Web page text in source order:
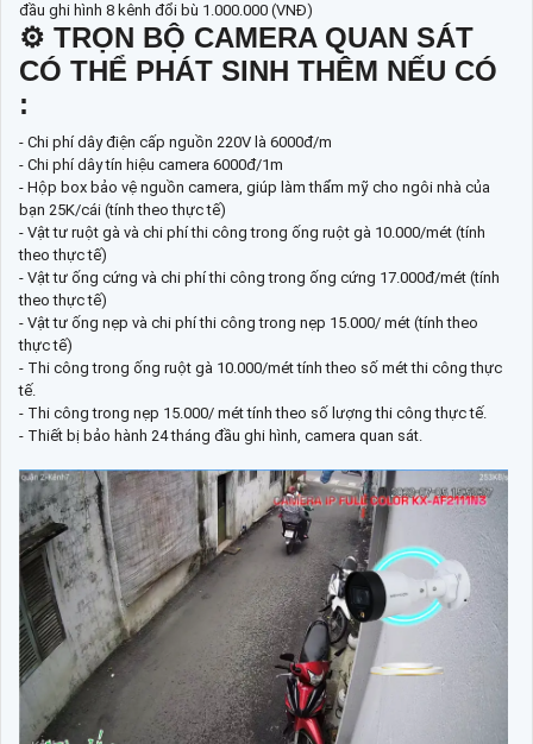
đầu ghi hình 8 kênh đổi bù 1.000.000 (VNĐ)
⚙ TRỌN BỘ CAMERA QUAN SÁT
CÓ THỂ PHÁT SINH THÊM NẾU CÓ
:
- Chi phí dây điện cấp nguồn 220V là 6000đ/m
- Chi phí dây tín hiệu camera 6000đ/1m
- Hộp box bảo vệ nguồn camera, giúp làm thẩm mỹ cho ngôi nhà của
bạn 25K/cái (tính theo thực tế)
- Vật tư ruột gà và chi phí thi công trong ống ruột gà 10.000/mét (tính
theo thực tế)
- Vật tư ống cứng và chi phí thi công trong ống cứng 17.000đ/mét (tính
theo thực tế)
- Vật tư ống nẹp và chi phí thi công trong nẹp 15.000/ mét (tính theo
thực tế)
- Thi công trong ống ruột gà 10.000/mét tính theo số mét thi công thực
tế.
- Thi công trong nẹp 15.000/ mét tính theo số lượng thi công thực tế.
- Thiết bị bảo hành 24 tháng đầu ghi hình, camera quan sát.